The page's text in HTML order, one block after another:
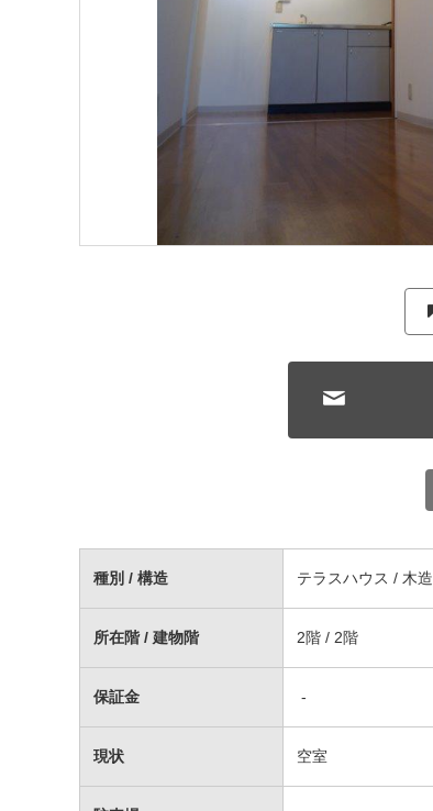
種別 / 構造 テラスハウス / 木造
所在階 / 建物階 2階 / 2階
保証金 -
現状 空室